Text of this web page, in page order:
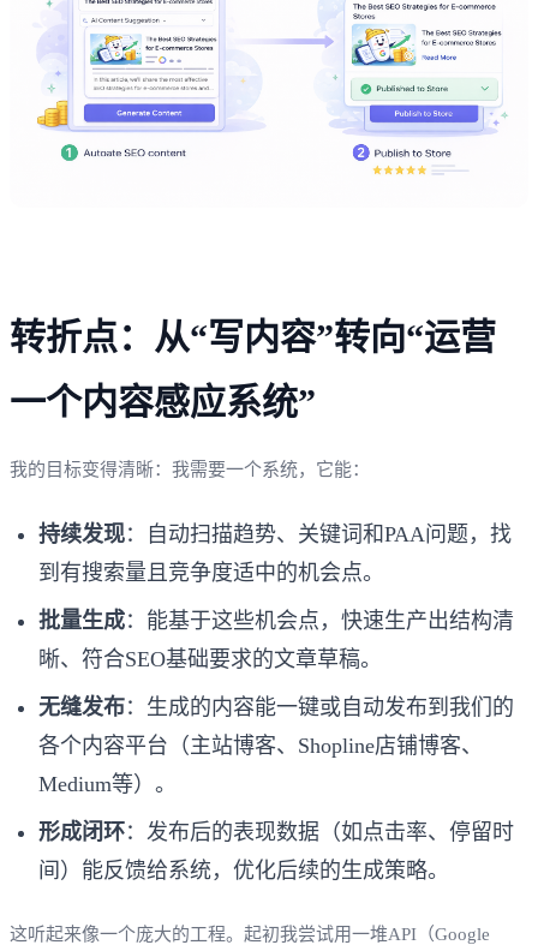
转折点：从“写内容”转向“运营
一个内容感应系统”
我的目标变得清晰：我需要一个系统，它能：
持续发现：自动扫描趋势、关键词和PAA问题，找
到有搜索量且竞争度适中的机会点。
批量生成：能基于这些机会点，快速生产出结构清
晰、符合SEO基础要求的文章草稿。
无缝发布：生成的内容能一键或自动发布到我们的
各个内容平台（主站博客、Shopline店铺博客、
Medium等）。
形成闭环：发布后的表现数据（如点击率、停留时
间）能反馈给系统，优化后续的生成策略。
这听起来像一个庞大的工程。起初我尝试用一堆API（Google